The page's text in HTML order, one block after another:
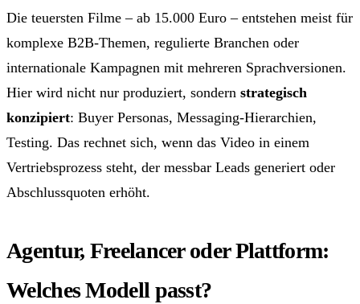
Die teuersten Filme – ab 15.000 Euro – entstehen meist für
komplexe B2B-Themen, regulierte Branchen oder
internationale Kampagnen mit mehreren Sprachversionen.
Hier wird nicht nur produziert, sondern strategisch
konzipiert: Buyer Personas, Messaging-Hierarchien,
Testing. Das rechnet sich, wenn das Video in einem
Vertriebsprozess steht, der messbar Leads generiert oder
Abschlussquoten erhöht.
Agentur, Freelancer oder Plattform:
Welches Modell passt?